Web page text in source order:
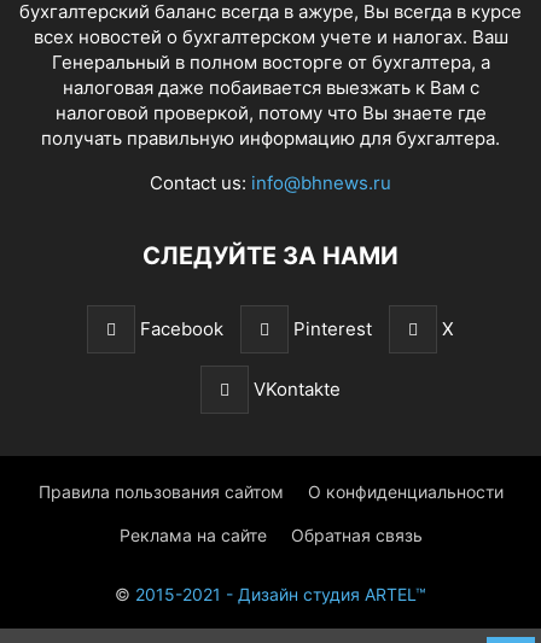
бухгалтерский баланс всегда в ажуре, Вы всегда в курсе
всех новостей о бухгалтерском учете и налогах. Ваш
Генеральный в полном восторге от бухгалтера, а
налоговая даже побаивается выезжать к Вам с
налоговой проверкой, потому что Вы знаете где
получать правильную информацию для бухгалтера.
Contact us: info@bhnews.ru
СЛЕДУЙТЕ ЗА НАМИ
Facebook Pinterest X
VKontakte
Правила пользования сайтом О конфиденциальности
Реклама на сайте Обратная связь
© 2015-2021 - Дизайн студия ARTEL™